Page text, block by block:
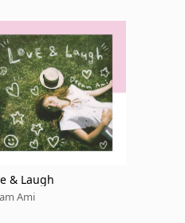
& Laugh
Ami